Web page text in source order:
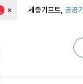
× 세종기프트, 공공